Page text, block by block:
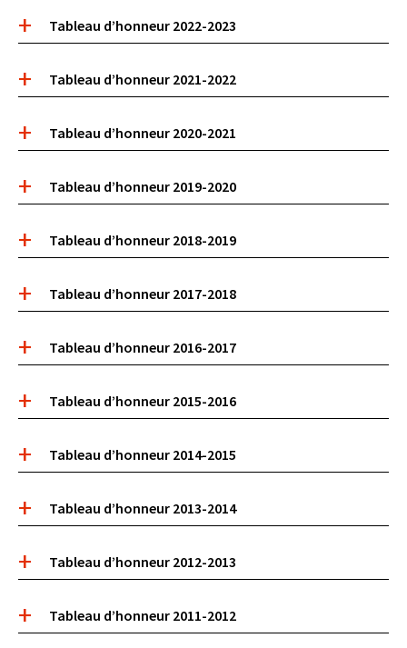
Tableau d’honneur 2022-2023
Tableau d’honneur 2021-2022
Tableau d’honneur 2020-2021
Tableau d’honneur 2019-2020
Tableau d’honneur 2018-2019
Tableau d’honneur 2017-2018
Tableau d’honneur 2016-2017
Tableau d’honneur 2015-2016
Tableau d’honneur 2014-2015
Tableau d’honneur 2013-2014
Tableau d’honneur 2012-2013
Tableau d’honneur 2011-2012